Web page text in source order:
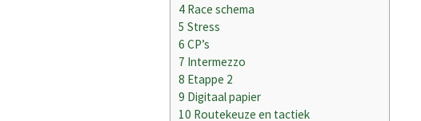
4 Race schema
5 Stress
6 CP’s
7 Intermezzo
8 Etappe 2
9 Digitaal papier
10 Routekeuze en tactiek